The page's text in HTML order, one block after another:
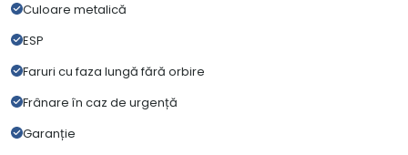
Culoare metalică
ESP
Faruri cu faza lungă fără orbire
Frânare în caz de urgență
Garanție